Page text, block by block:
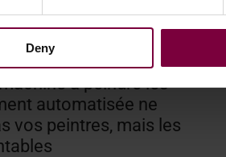
Deny
à peindre les
automatisée ne
vos peintres, mais les